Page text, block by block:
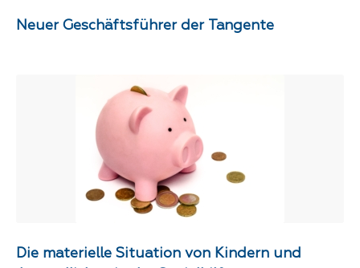
Neuer Geschäftsführer der Tangente
Die materielle Situation von Kindern und